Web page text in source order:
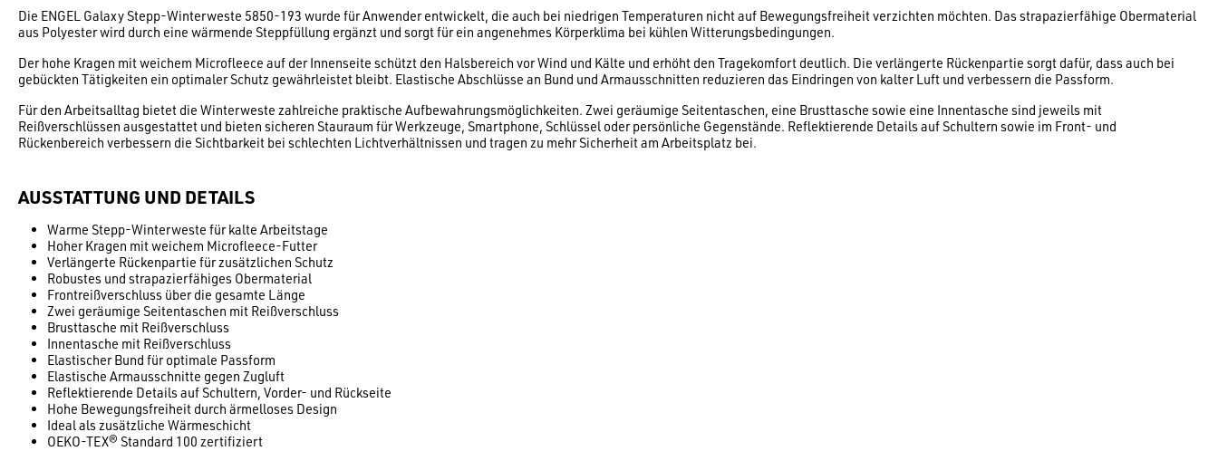
Die ENGEL Galaxy Stepp-Winterweste 5850-193 wurde für Anwender entwickelt, die auch bei niedrigen Temperaturen nicht auf Bewegungsfreiheit verzichten möchten. Das strapazierfähige Obermaterial
aus Polyester wird durch eine wärmende Steppfüllung ergänzt und sorgt für ein angenehmes Körperklima bei kühlen Witterungsbedingungen.
Der hohe Kragen mit weichem Microfleece auf der Innenseite schützt den Halsbereich vor Wind und Kälte und erhöht den Tragekomfort deutlich. Die verlängerte Rückenpartie sorgt dafür, dass auch bei
gebückten Tätigkeiten ein optimaler Schutz gewährleistet bleibt. Elastische Abschlüsse an Bund und Armausschnitten reduzieren das Eindringen von kalter Luft und verbessern die Passform.
Für den Arbeitsalltag bietet die Winterweste zahlreiche praktische Aufbewahrungsmöglichkeiten. Zwei geräumige Seitentaschen, eine Brusttasche sowie eine Innentasche sind jeweils mit
Reißverschlüssen ausgestattet und bieten sicheren Stauraum für Werkzeuge, Smartphone, Schlüssel oder persönliche Gegenstände. Reflektierende Details auf Schultern sowie im Front- und
Rückenbereich verbessern die Sichtbarkeit bei schlechten Lichtverhältnissen und tragen zu mehr Sicherheit am Arbeitsplatz bei.
AUSSTATTUNG UND DETAILS
Warme Stepp-Winterweste für kalte Arbeitstage
Hoher Kragen mit weichem Microfleece-Futter
Verlängerte Rückenpartie für zusätzlichen Schutz
Robustes und strapazierfähiges Obermaterial
Frontreißverschluss über die gesamte Länge
Zwei geräumige Seitentaschen mit Reißverschluss
Brusttasche mit Reißverschluss
Innentasche mit Reißverschluss
Elastischer Bund für optimale Passform
Elastische Armausschnitte gegen Zugluft
Reflektierende Details auf Schultern, Vorder- und Rückseite
Hohe Bewegungsfreiheit durch ärmelloses Design
Ideal als zusätzliche Wärmeschicht
OEKO-TEX® Standard 100 zertifiziert